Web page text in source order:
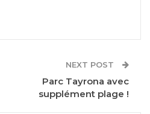
NEXT POST
Parc Tayrona avec
supplément plage !